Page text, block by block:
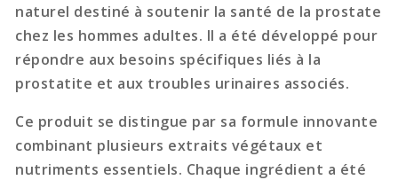
naturel destiné à soutenir la santé de la prostate
chez les hommes adultes. Il a été développé pour
répondre aux besoins spécifiques liés à la
prostatite et aux troubles urinaires associés.
Ce produit se distingue par sa formule innovante
combinant plusieurs extraits végétaux et
nutriments essentiels. Chaque ingrédient a été